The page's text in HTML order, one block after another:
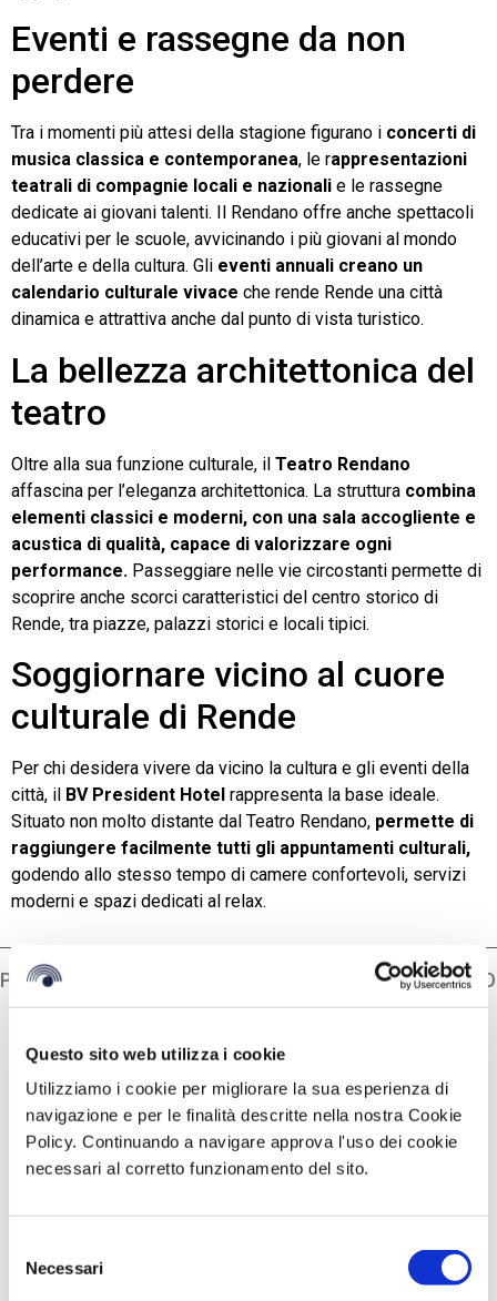
Questo sito web utilizza i cookie
Utilizziamo i cookie per migliorare la sua esperienza di
navigazione e per le finalità descritte nella nostra Cookie
Policy. Continuando a navigare approva l'uso dei cookie
necessari al corretto funzionamento del sito.
delNecessari
Eventi e rassegne da non
perdere
Tra i momenti più attesi della stagione figurano i concerti di
musica classica e contemporanea, le rappresentazioni
teatrali di compagnie locali e nazionali e le rassegne
dedicate ai giovani talenti. Il Rendano offre anche spettacoli
educativi per le scuole, avvicinando i più giovani al mondo
dell’arte e della cultura. Gli eventi annuali creano un
calendario culturale vivace che rende Rende una città
dinamica e attrattiva anche dal punto di vista turistico.
La bellezza architettonica del
teatro
Oltre alla sua funzione culturale, il Teatro Rendano
affascina per l’eleganza architettonica. La struttura combina
elementi classici e moderni, con una sala accogliente e
acustica di qualità, capace di valorizzare ogni
performance. Passeggiare nelle vie circostanti permette di
scoprire anche scorci caratteristici del centro storico di
Rende, tra piazze, palazzi storici e locali tipici.
Soggiornare vicino al cuore
culturale di Rende
Per chi desidera vivere da vicino la cultura e gli eventi della
città, il BV President Hotel rappresenta la base ideale.
Situato non molto distante dal Teatro Rendano, permette di
raggiungere facilmente tutti gli appuntamenti culturali,
godendo allo stesso tempo di camere confortevoli, servizi
moderni e spazi dedicati al relax.
PRECEDENTE SUCCESSIVO
Articoli Correlati